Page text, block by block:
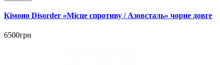
Кімоно Disorder «Місце спротиву / Азовсталь» чорне довге
6500грн